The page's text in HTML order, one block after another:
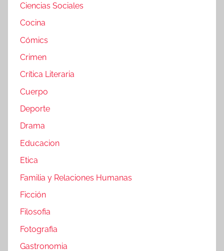
Ciencias Sociales
Cocina
Cómics
Crimen
Crítica Literaria
Cuerpo
Deporte
Drama
Educacion
Etica
Familia y Relaciones Humanas
Ficción
Filosofia
Fotografia
Gastronomia